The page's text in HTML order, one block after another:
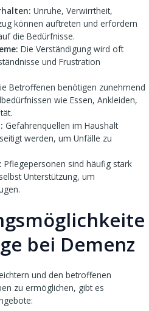
Unruhe, Verwirrtheit,
können auftreten und erfordern
die Bedürfnisse.
Die Verständigung wird oft
und Frustration
Betroffenen benötigen zunehmend
wie Essen, Ankleiden,
Gefahrenquellen im Haushalt
werden, um Unfälle zu
Pflegepersonen sind häufig stark
Unterstützung, um
bei Demenz
und den betroffenen
zu ermöglichen, gibt es